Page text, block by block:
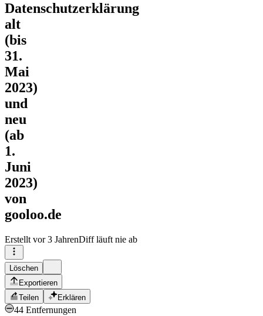
Datenschutzerklärung
alt
(bis
31.
Mai
2023)
und
neu
(ab
1.
Juni
2023)
von
gooloo.de
Erstellt vor 3 JahrenDiff läuft nie ab
Löschen
Exportieren
Teilen
Erklären
44 Entfernungen